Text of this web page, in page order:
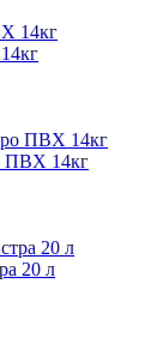
ПВХ 14кг
20 л